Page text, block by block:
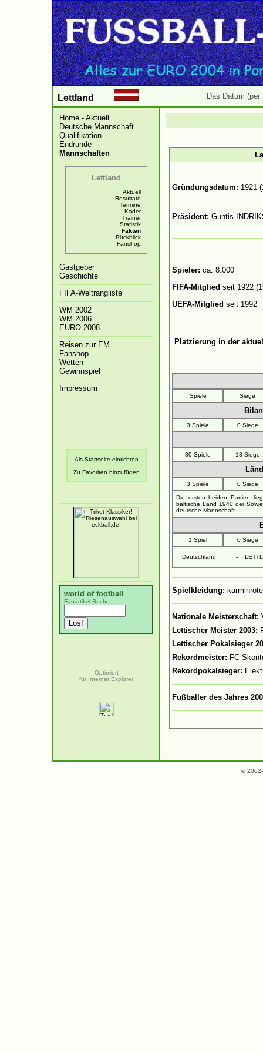
Lettland Das Datum
Home - Aktuell
Deutsche Mannschaft
Qualifikation
Endrunde
Mannschaften
Lettland
Aktuell
Resultate
Termine
Kader
Trainer
Statistik
Fakten
Rückblick
Fanshop
Gastgeber
Geschichte
FIFA-Weltrangliste
WM 2002
WM 2006
EURO 2008
Reisen zur EM
Fanshop
Wetten
Gewinnspiel
Impressum
Die Fußball-EM
Als Startseite einrichten
Zu Favoriten hinzufügen
world of football
Fanartikel-Suche:
Optimiert
für Internet Explorer
Gründungsdatum: 1921
Präsident: Guntis
Spieler: ca. 8.000
FIFA-Mitglied seit 1922
UEFA-Mitglied seit 1992
Platzierung in der
Spiele Siege
3 Spiele 0 Siege
30 Spiele 13 Siege
3 Spiele 0 Siege
Die ersten beiden Partien
baltische Land 1940 der
deutsche Mannschaft.
1 Spiel 0 Siege
Deutschland -
Spielkleidung:
Nationale Meisterschaft:
Lettischer Meister 2003:
Lettischer Pokalsieger
Rekordmeister: FC
Rekordpokalsieger:
Fußballer des Jahres
©